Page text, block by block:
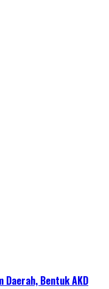
Daerah, Bentuk AKD